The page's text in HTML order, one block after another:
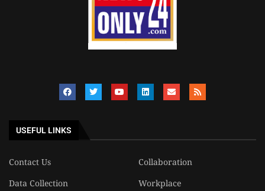
USEFUL LINKS
Contact Us
Collaboration
Data Collection
Workplace